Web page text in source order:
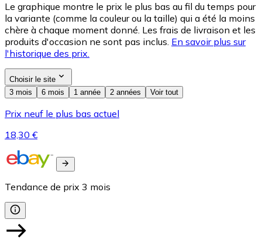
Le graphique montre le prix le plus bas au fil du temps pour
la variante (comme la couleur ou la taille) qui a été la moins
chère à chaque moment donné. Les frais de livraison et les
produits d'occasion ne sont pas inclus. En savoir plus sur
l'historique des prix.
Choisir le site
3 mois
6 mois 1 année 2 années Voir tout
Prix neuf le plus bas actuel
18,30 €
Tendance de prix 3 mois